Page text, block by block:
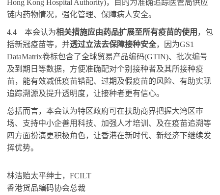
Hong Kong Hospital Authority)，目的为准确追踪医管局供应
链内药物情况，强化管理、保障病人安全。
4.4 本会认为相关措施应由药品扩展至所有疫苗的使用 ，包
括新冠疫苗等，并透过立法去保障接种安全，因为GS1
DataMatrix卷标包含了全球贸易产品编码(GTIN)、批次编号
及到期日等数据，方便准确配对个别接种者及其所接种疫
苗，能有效减低疫苗错配、过期及假疫苗的风险、有助实现
追踪溯源及提升透明度，让接种者更有信心。
总括而言，本会认为特区政府可在扶助商界把握大湾区巿
场、支持中小企善用科技、加强人才培训、及在疫苗追溯等
四方面扮演更积极角色，让香港在新时代、新经济下继续发
挥优势。
林洁贻太平绅士， FCILT
香港货品编码协会总裁